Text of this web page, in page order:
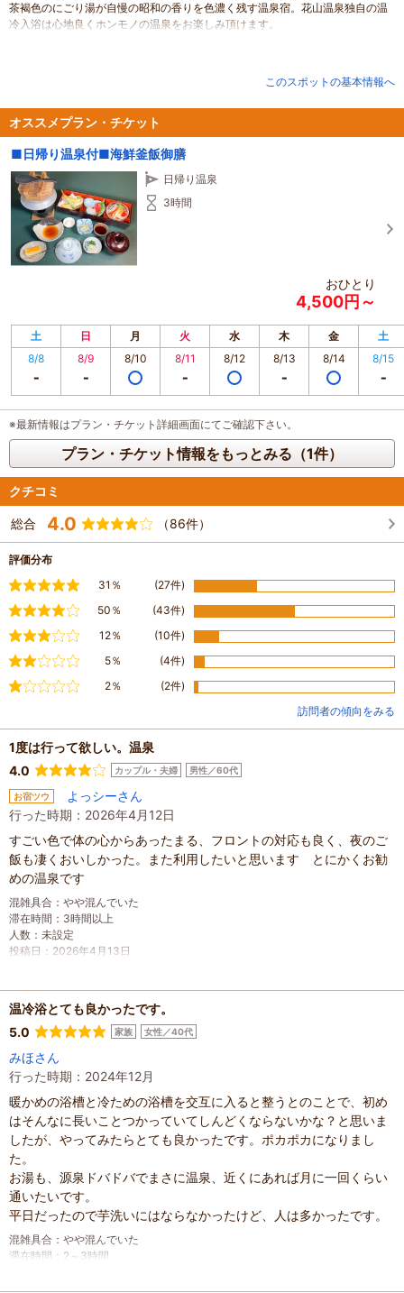
茶褐色のにごり湯が自慢の昭和の香りを色濃く残す温泉宿。花山温泉独自の温
冷入浴は心地良くホンモノの温泉をお楽しみ頂けます。
このスポットの基本情報へ
オススメプラン・チケット
■日帰り温泉付■海鮮釜飯御膳
日帰り温泉
3時間
おひとり
4,500円～
土 日 月 火 水 木 金
土
8/8
8/9 8/10 8/11 8/12 8/13 8/14 8/15
※最新情報はプラン・チケット詳細画面にてご確認下さい。
プラン・チケット情報をもっとみる（1件）
クチコミ
総合 4.0 （86件）
評価分布
満足31％ (27件)
やや満足
50％ (43件)
普通12％ (10件)
やや不満
5％ (4件)
2％
(2件)
訪問者の傾向をみる
1度は行って欲しい。温泉
4.0
カップル・夫婦 男性／60代
お宿ツウ
よっシーさん
行った時期：2026年4月12日
すごい色で体の心からあったまる、フロントの対応も良く、夜のご
飯も凄くおいしかった。また利用したいと思います とにかくお勧
めの温泉です
混雑具合 ： やや混んでいた
滞在時間 ： 3時間以上
人数 ： 未設定
投稿日 ： 2026年4月13日
温冷浴とても良かったです。
5.0
家族 女性／40代
みほさん
行った時期：2024年12月
暖かめの浴槽と冷ための浴槽を交互に入ると整うとのことで、初め
はそんなに長いことつかっていてしんどくならないかな？と思いま
したが、やってみたらとても良かったです。ポカポカになりまし
た。
お湯も、源泉ドバドバでまさに温泉、近くにあれば月に一回くらい
通いたいです。
平日だったので芋洗いにはならなかったけど、人は多かったです。
混雑具合 ： やや混んでいた
滞在時間 ： 2～3時間
人数：2人